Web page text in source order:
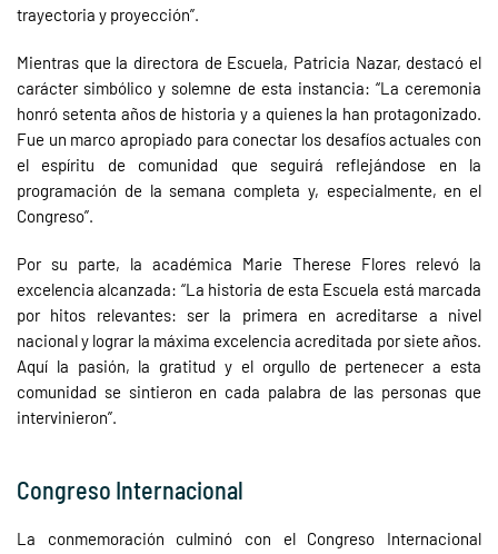
trayectoria y proyección”.
Mientras que la directora de Escuela, Patricia Nazar, destacó el
carácter simbólico y solemne de esta instancia: “La ceremonia
honró setenta años de historia y a quienes la han protagonizado.
Fue un marco apropiado para conectar los desafíos actuales con
el espíritu de comunidad que seguirá reflejándose en la
programación de la semana completa y, especialmente, en el
Congreso”.
Por su parte, la académica Marie Therese Flores relevó la
excelencia alcanzada: “La historia de esta Escuela está marcada
por hitos relevantes: ser la primera en acreditarse a nivel
nacional y lograr la máxima excelencia acreditada por siete años.
Aquí la pasión, la gratitud y el orgullo de pertenecer a esta
comunidad se sintieron en cada palabra de las personas que
intervinieron”.
Congreso Internacional
La conmemoración culminó con el Congreso Internacional